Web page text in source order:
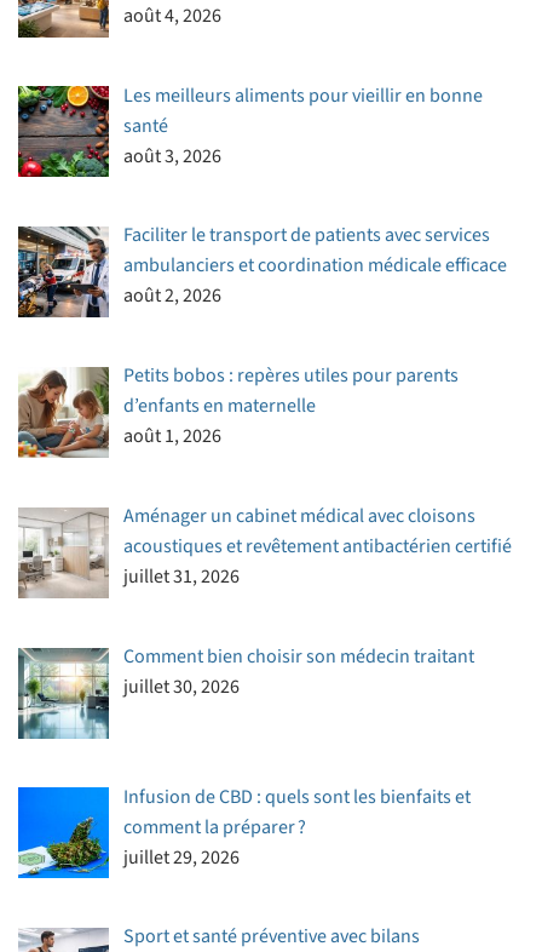
août 4, 2026
Les meilleurs aliments pour vieillir en bonne
santé
août 3, 2026
Faciliter le transport de patients avec services
ambulanciers et coordination médicale efficace
août 2, 2026
Petits bobos : repères utiles pour parents
d’enfants en maternelle
août 1, 2026
Aménager un cabinet médical avec cloisons
acoustiques et revêtement antibactérien certifié
juillet 31, 2026
Comment bien choisir son médecin traitant
juillet 30, 2026
Infusion de CBD : quels sont les bienfaits et
comment la préparer ?
juillet 29, 2026
Sport et santé préventive avec bilans